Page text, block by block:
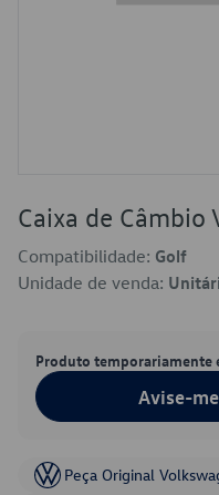
Caixa de Câmbio
Compatibilidade: Golf
Unidade de venda:
Produto temporariamente
Avise-
Peça Original